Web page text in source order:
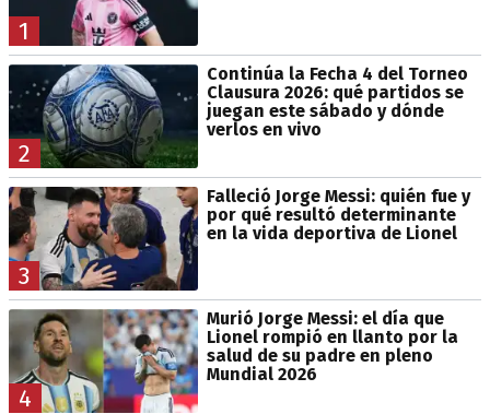
1
2
Continúa la Fecha 4 del Torneo
Clausura 2026: qué partidos se
juegan este sábado y dónde
verlos en vivo
3
Falleció Jorge Messi: quién fue y
por qué resultó determinante
en la vida deportiva de Lionel
4
Murió Jorge Messi: el día que
Lionel rompió en llanto por la
salud de su padre en pleno
Mundial 2026